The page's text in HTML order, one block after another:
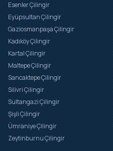
Esenler Çilingir
Eyüpsultan Çilingir
Gaziosmanpaşa Çilingir
Kadıköy Çilingir
Kartal Çilingir
Maltepe Çilingir
Sancaktepe Çilingir
Silivri Çilingir
Sultangazi Çilingir
Şişli Çilingir
Ümraniye Çilingir
Zeytinburnu Çilingir